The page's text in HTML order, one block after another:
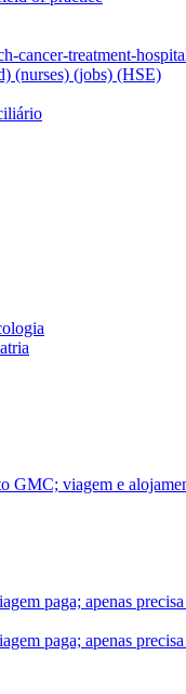
cancer-treatment-
(nurses) (jobs) (HSE)
GMC; viagem e
paga; apenas
paga; apenas